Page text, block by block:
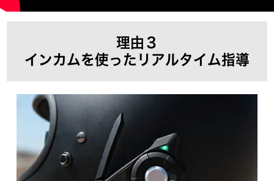
理由３
インカムを使ったリアルタイム指導